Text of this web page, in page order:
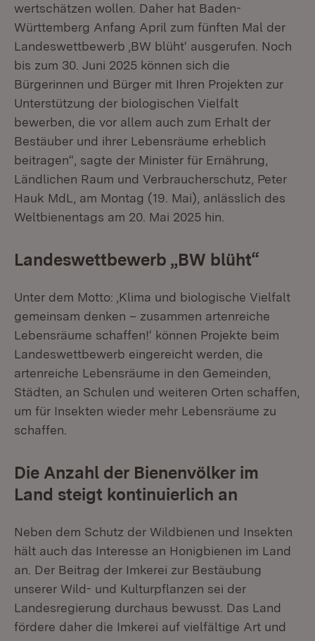
wertschätzen wollen. Daher hat Baden-
Württemberg Anfang April zum fünften Mal der
Landeswettbewerb ‚BW blüht‘ ausgerufen. Noch
bis zum 30. Juni 2025 können sich die
Bürgerinnen und Bürger mit Ihren Projekten zur
Unterstützung der biologischen Vielfalt
bewerben, die vor allem auch zum Erhalt der
Bestäuber und ihrer Lebensräume erheblich
beitragen“, sagte der Minister für Ernährung,
Ländlichen Raum und Verbraucherschutz, Peter
Hauk MdL, am Montag (19. Mai), anlässlich des
Weltbienentags am 20. Mai 2025 hin.
Landeswettbewerb „BW blüht“
Unter dem Motto: ‚Klima und biologische Vielfalt
gemeinsam denken – zusammen artenreiche
Lebensräume schaffen!‘ können Projekte beim
Landeswettbewerb eingereicht werden, die
artenreiche Lebensräume in den Gemeinden,
Städten, an Schulen und weiteren Orten schaffen,
um für Insekten wieder mehr Lebensräume zu
schaffen.
Die Anzahl der Bienenvölker im
Land steigt kontinuierlich an
Neben dem Schutz der Wildbienen und Insekten
hält auch das Interesse an Honigbienen im Land
an. Der Beitrag der Imkerei zur Bestäubung
unserer Wild- und Kulturpflanzen sei der
Landesregierung durchaus bewusst. Das Land
fördere daher die Imkerei auf vielfältige Art und